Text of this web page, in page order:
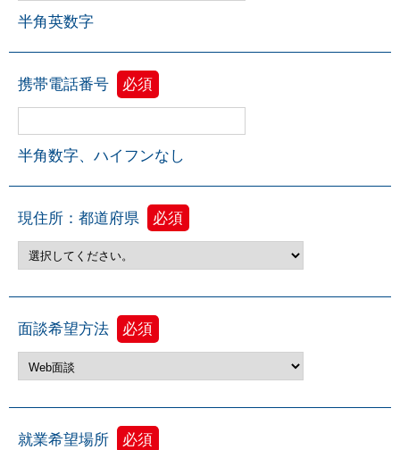
半角英数字
携帯電話番号 必須
半角数字、ハイフンなし
現住所：都道府県 必須
面談希望方法 必須
就業希望場所 必須